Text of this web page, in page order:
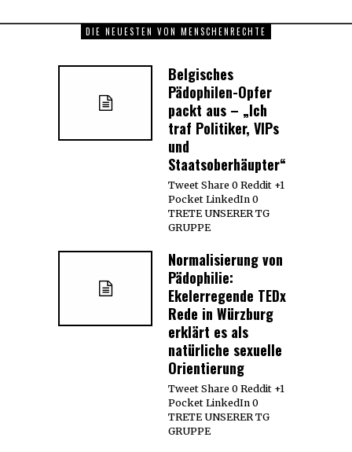
DIE NEUESTEN VON MENSCHENRECHTE
Belgisches
Pädophilen-Opfer
packt aus – „Ich
traf Politiker, VIPs
und
Staatsoberhäupter“
Tweet Share 0 Reddit +1
Pocket LinkedIn 0
TRETE UNSERER TG
GRUPPE
Normalisierung von
Pädophilie:
Ekelerregende TEDx
Rede in Würzburg
erklärt es als
natürliche sexuelle
Orientierung
Tweet Share 0 Reddit +1
Pocket LinkedIn 0
TRETE UNSERER TG
GRUPPE